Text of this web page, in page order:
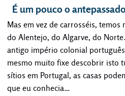
É um pouco o
Mas em vez de carrosséis, temos
do Alentejo, do Algarve, do
antigo império colonial
mesmo muito fixe descobrir isto
sítios em Portugal, as casas
que eu conhecia…